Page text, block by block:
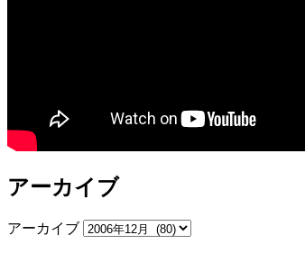
アーカイブ
アーカイブ